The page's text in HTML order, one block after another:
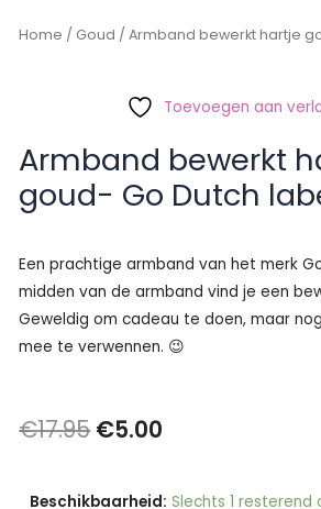
Home / Goud / Armband bewerkt hartje
Toevoegen aan
Armband bewerkt
goud- Go Dutch
Een prachtige armband van het merk
midden van de armband vind je een
Geweldig om cadeau te doen, maar
mee te verwennen. 😉
€17.95Oorspronkelijke
€5.00
Beschikbaarheid: Slechts 1 resterend
Armband